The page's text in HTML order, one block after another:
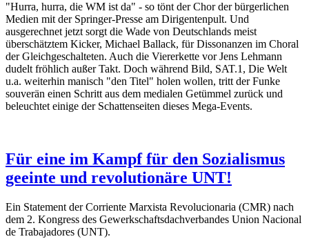
"Hurra, hurra, die WM ist da" - so tönt der Chor der bürgerlichen
Medien mit der Springer-Presse am Dirigentenpult. Und
ausgerechnet jetzt sorgt die Wade von Deutschlands meist
überschätztem Kicker, Michael Ballack, für Dissonanzen im Choral
der Gleichgeschalteten. Auch die Viererkette vor Jens Lehmann
dudelt fröhlich außer Takt. Doch während Bild, SAT.1, Die Welt
u.a. weiterhin manisch "den Titel" holen wollen, tritt der Funke
souverän einen Schritt aus dem medialen Getümmel zurück und
beleuchtet einige der Schattenseiten dieses Mega-Events.
Für eine im Kampf für den Sozialismus
geeinte und revolutionäre UNT!
Ein Statement der Corriente Marxista Revolucionaria (CMR) nach
dem 2. Kongress des Gewerkschaftsdachverbandes Union Nacional
de Trabajadores (UNT).